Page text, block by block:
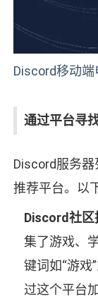
Discord移动
通过平台寻
Discord服务
推荐平台。以
Discord社区
集了游戏、
键词如“游戏
过这个平台